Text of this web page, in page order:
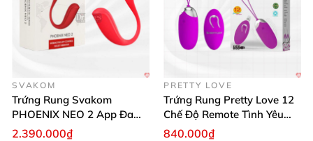
SVAKOM
Trứng Rung Svakom
PHOENIX NEO 2 App Đa
Chức Năng Hấp Dẫn
2.390.000₫
PRETTY LOVE
Trứng Rung Pretty Love 12
Chế Độ Remote Tình Yêu
Kích Thích
840.000₫